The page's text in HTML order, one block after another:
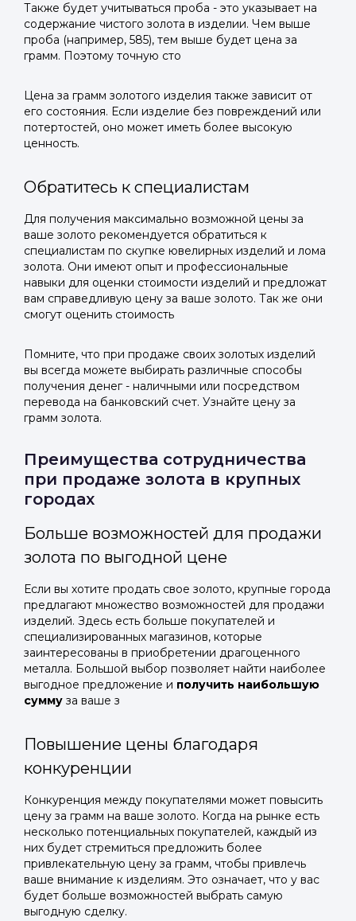
Также будет учитываться проба - это указывает на
содержание чистого золота в изделии. Чем выше
проба (например, 585), тем выше будет цена за
грамм. Поэтому точную сто
Цена за грамм золотого изделия также зависит от
его состояния. Если изделие без повреждений или
потертостей, оно может иметь более высокую
ценность.
Обратитесь к специалистам
Для получения максимально возможной цены за
ваше золото рекомендуется обратиться к
специалистам по скупке ювелирных изделий и лома
золота. Они имеют опыт и профессиональные
навыки для оценки стоимости изделий и предложат
вам справедливую цену за ваше золото. Так же они
смогут оценить стоимость
Помните, что при продаже своих золотых изделий
вы всегда можете выбирать различные способы
получения денег - наличными или посредством
перевода на банковский счет. Узнайте цену за
грамм золота.
Преимущества сотрудничества
при продаже золота в крупных
городах
Больше возможностей для продажи
золота по выгодной цене
Если вы хотите продать свое золото, крупные города
предлагают множество возможностей для продажи
изделий. Здесь есть больше покупателей и
специализированных магазинов, которые
заинтересованы в приобретении драгоценного
металла. Большой выбор позволяет найти наиболее
выгодное предложение и получить наибольшую
сумму за ваше з
Повышение цены благодаря
конкуренции
Конкуренция между покупателями может повысить
цену за грамм на ваше золото. Когда на рынке есть
несколько потенциальных покупателей, каждый из
них будет стремиться предложить более
привлекательную цену за грамм, чтобы привлечь
ваше внимание к изделиям. Это означает, что у вас
будет больше возможностей выбрать самую
выгодную сделку.